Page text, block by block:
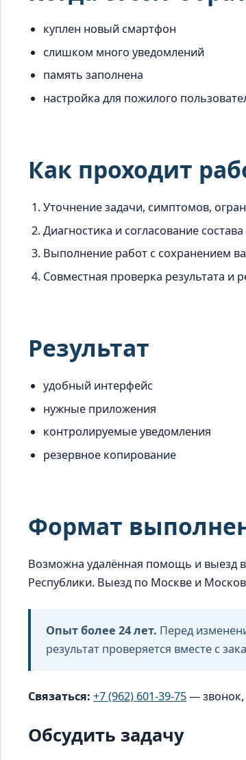
куплен новый смартфон
слишком много уведомлений
память заполнена
настройка для пожилого
Как проходит
Уточнение задачи, симптомов,
Диагностика и согласование
Выполнение работ с сохранением
Совместная проверка результата и
Результат
удобный интерфейс
нужные приложения
контролируемые уведомления
резервное копирование
Формат
Возможна удалённая помощь и выезд
Республики. Выезд по Москве и
Опыт более 24 лет. Перед
результат проверяется вместе с
Связаться: +7 (962) 601-39-75— звонок,
Обсудить задачу